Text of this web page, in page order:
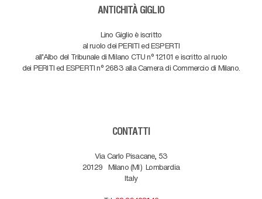
ANTICHITÀ GIGLIO
Lino Giglio è iscritto
al ruolo dei PERITI ed ESPERTI
all'Albo del Tribunale di Milano CTU n° 12101 e iscritto al ruolo
dei PERITI ed ESPERTI n° 2683 alla Camera di Commercio di Milano.
CONTATTI
Via Carlo Pisacane, 53
20129 Milano (MI) Lombardia
Italy